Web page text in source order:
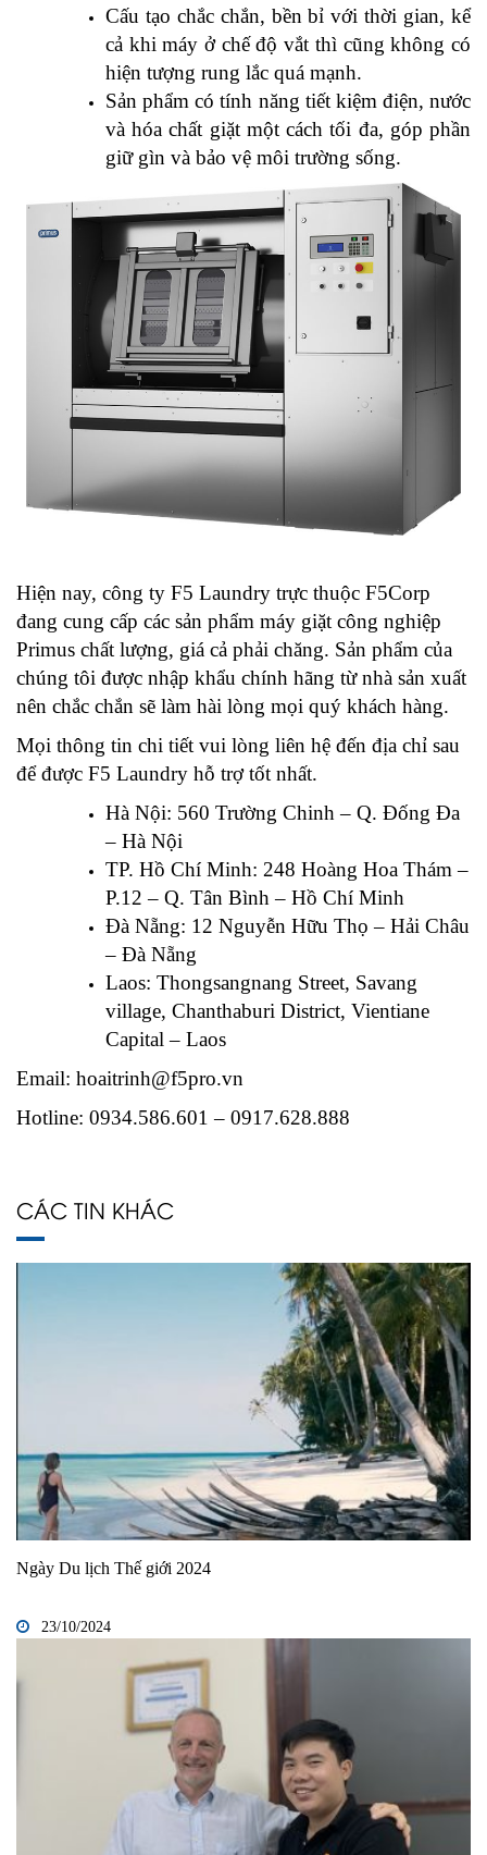
Cấu tạo chắc chắn, bền bỉ với thời gian, kể
cả khi máy ở chế độ vắt thì cũng không có
hiện tượng rung lắc quá mạnh.
Sản phẩm có tính năng tiết kiệm điện, nước
và hóa chất giặt một cách tối đa, góp phần
giữ gìn và bảo vệ môi trường sống.
Hiện nay, công ty F5 Laundry trực thuộc F5Corp
đang cung cấp các sản phẩm máy giặt công nghiệp
Primus chất lượng, giá cả phải chăng. Sản phẩm của
chúng tôi được nhập khẩu chính hãng từ nhà sản xuất
nên chắc chắn sẽ làm hài lòng mọi quý khách hàng.
Mọi thông tin chi tiết vui lòng liên hệ đến địa chỉ sau
để được F5 Laundry hỗ trợ tốt nhất.
Hà Nội: 560 Trường Chinh – Q. Đống Đa
– Hà Nội
TP. Hồ Chí Minh: 248 Hoàng Hoa Thám –
P.12 – Q. Tân Bình – Hồ Chí Minh
Đà Nẵng: 12 Nguyễn Hữu Thọ – Hải Châu
– Đà Nẵng
Laos: Thongsangnang Street, Savang
village, Chanthaburi District, Vientiane
Capital – Laos
Email: hoaitrinh@f5pro.vn
Hotline: 0934.586.601 – 0917.628.888
CÁC TIN KHÁC
Ngày Du lịch Thế giới 2024
23/10/2024